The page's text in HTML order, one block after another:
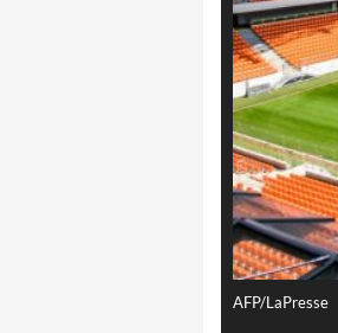
AFP/LaPresse